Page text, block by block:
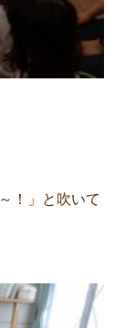
！」と吹いて